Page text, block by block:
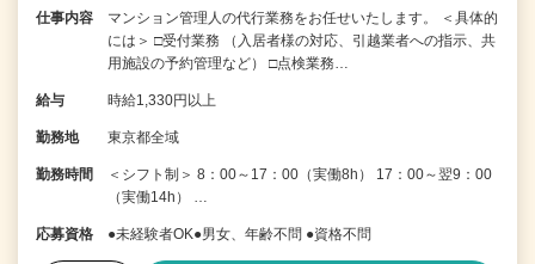
仕事内容
マンション管理人の代行業務をお任せいたします。 ＜具体的
には＞ □受付業務 （入居者様の対応、引越業者への指示、共
用施設の予約管理など） □点検業務…
給与 時給1,330円以上
勤務地 東京都全域
勤務時間
＜シフト制＞ 8：00～17：00（実働8h） 17：00～翌9：00
（実働14h） …
応募資格 ●未経験者OK●男女、年齢不問 ●資格不問